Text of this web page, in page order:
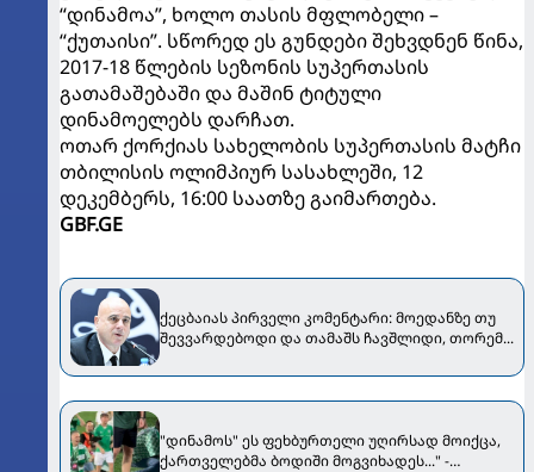
“დინამოა”, ხოლო თასის მფლობელი –
“ქუთაისი”. სწორედ ეს გუნდები შეხვდნენ წინა,
2017-18 წლების სეზონის სუპერთასის
გათამაშებაში და მაშინ ტიტული
დინამოელებს დარჩათ.
ოთარ ქორქიას სახელობის სუპერთასის მატჩი
თბილისის ოლიმპიურ სასახლეში, 12
დეკემბერს, 16:00 საათზე გაიმართება.
GBF.GE
ქეცბაიას პირველი კომენტარი: მოედანზე თუ
შევვარდებოდი და თამაშს ჩავშლიდი, თორემ...
"დინამოს" ეს ფეხბურთელი უღირსად მოიქცა,
ქართველებმა ბოდიში მოგვიხადეს..." -